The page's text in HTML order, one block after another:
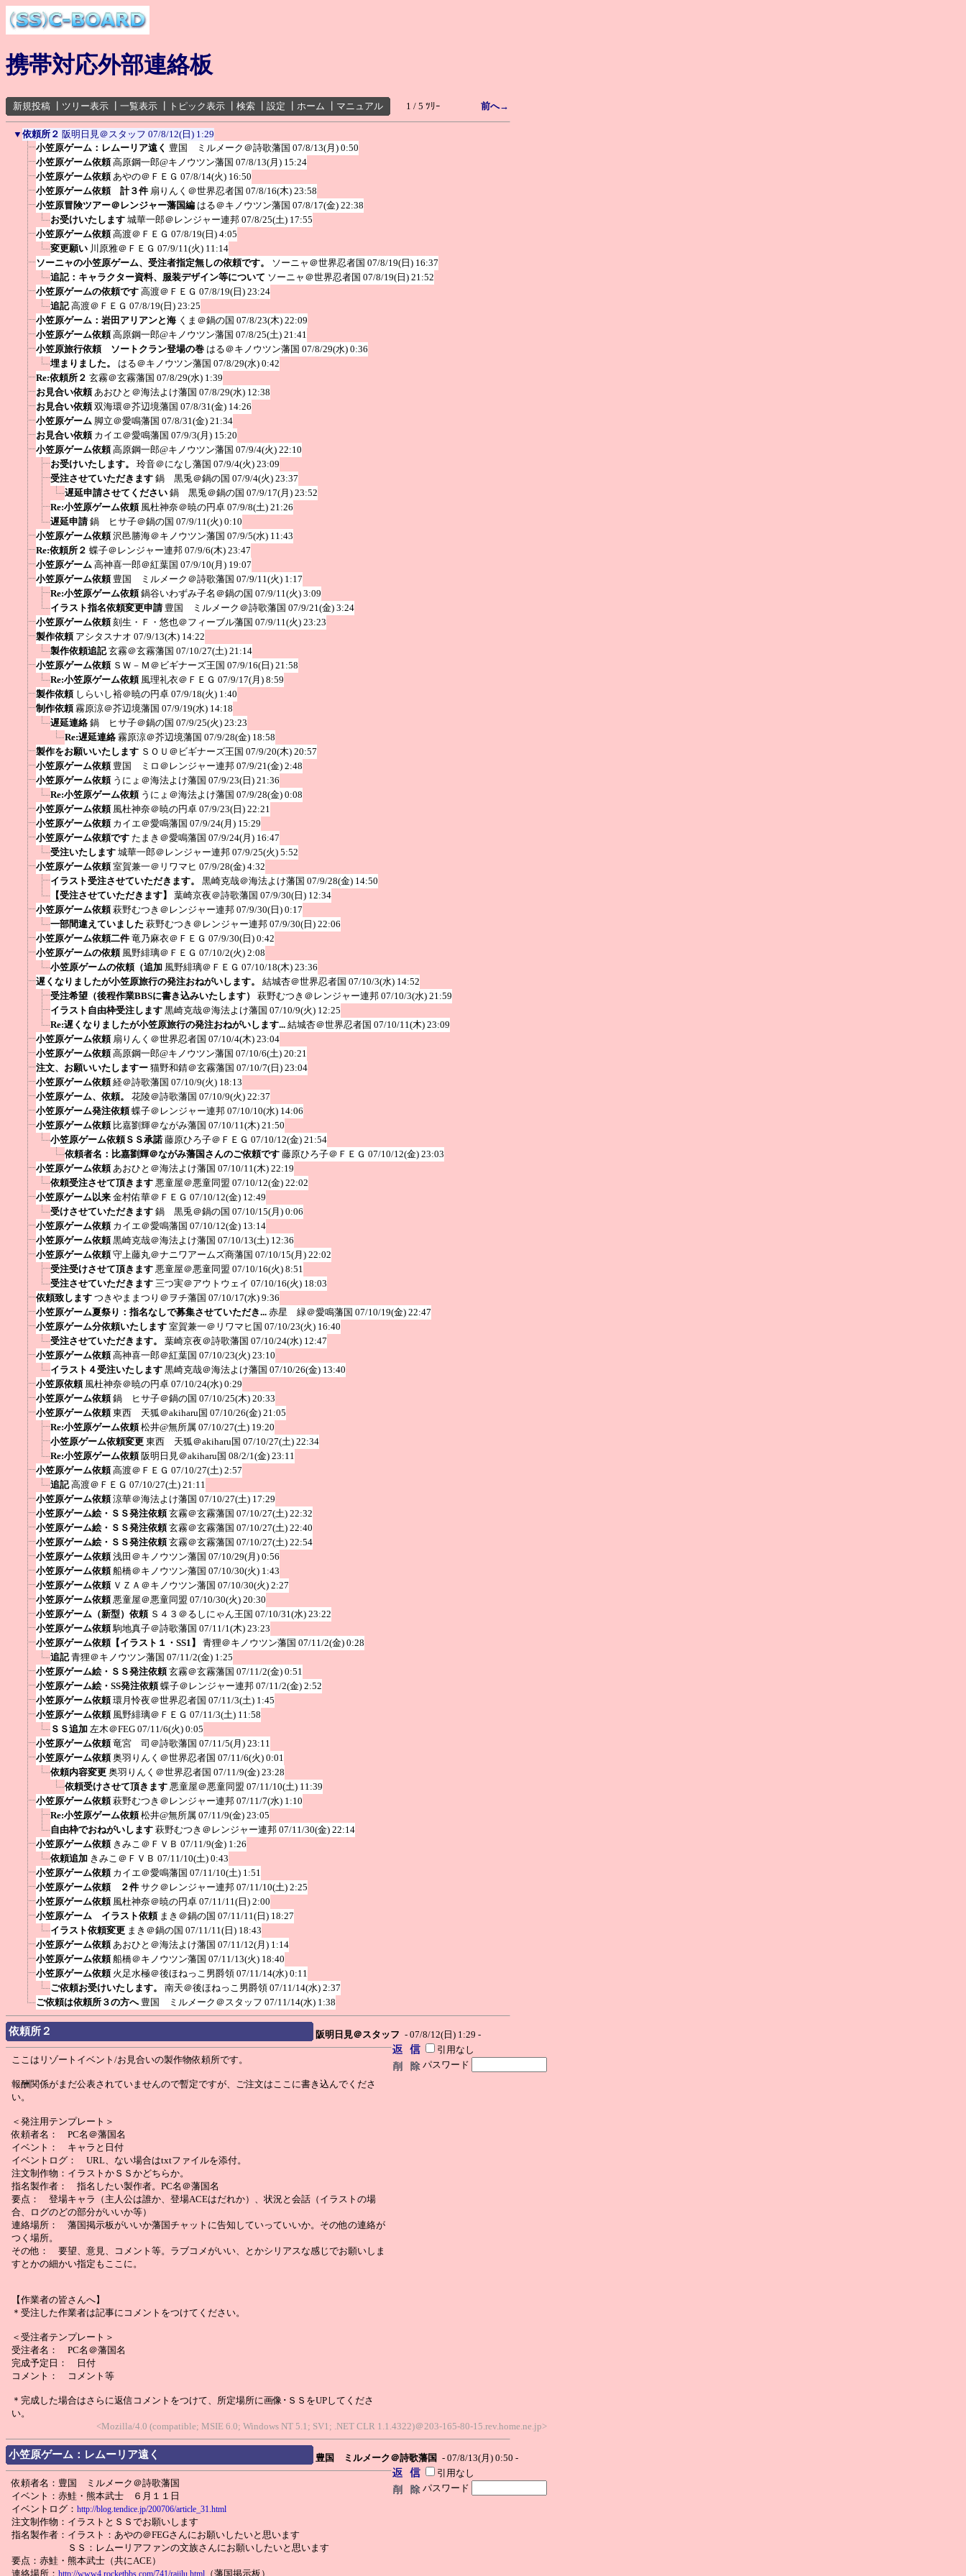
携帯対応外部連絡板
新規投稿 ツリー表示 一覧表示 トピック表示 検索 設定 ホーム マニュアル 1 / 5 ﾂﾘｰ 前へ→
▼ 依頼所２ 阪明日見＠スタッフ 07/8/12(日) 1:29
小笠原ゲーム：レムーリア遠く 豊国 ミルメーク＠詩歌藩国 07/8/13(月) 0:50
小笠原ゲーム依頼 高原鋼一郎@キノウツン藩国 07/8/13(月) 15:24
小笠原ゲーム依頼 あやの＠ＦＥＧ 07/8/14(火) 16:50
小笠原ゲーム依頼 計３件 扇りんく＠世界忍者国 07/8/16(木) 23:58
小笠原冒険ツアー＠レンジャー藩国編 はる＠キノウツン藩国 07/8/17(金) 22:38
お受けいたします 城華一郎＠レンジャー連邦 07/8/25(土) 17:55
小笠原ゲーム依頼 高渡＠ＦＥＧ 07/8/19(日) 4:05
変更願い 川原雅＠ＦＥＧ 07/9/11(火) 11:14
ソーニャの小笠原ゲーム、受注者指定無しの依頼です。
ソーニャ＠世界忍者国 07/8/19(日) 16:37
追記：キャラクター資料、服装デザイン等について ソーニャ＠世界忍者国 07/8/19(日) 21:52
小笠原ゲームの依頼です 高渡＠ＦＥＧ 07/8/19(日) 23:24
追記 高渡＠ＦＥＧ 07/8/19(日) 23:25
小笠原ゲーム：岩田アリアンと海 くま＠鍋の国 07/8/23(木) 22:09
小笠原ゲーム依頼 高原鋼一郎@キノウツン藩国 07/8/25(土) 21:41
小笠原旅行依頼 ソートクラン登場の巻 はる＠キノウツン藩国 07/8/29(水) 0:36
埋まりました。
はる＠キノウツン藩国 07/8/29(水) 0:42
Re:依頼所２ 玄霧＠玄霧藩国 07/8/29(水) 1:39
お見合い依頼 あおひと＠海法よけ藩国 07/8/29(水) 12:38
お見合い依頼 双海環＠芥辺境藩国 07/8/31(金) 14:26
小笠原ゲーム 脚立＠愛鳴藩国 07/8/31(金) 21:34
お見合い依頼 カイエ＠愛鳴藩国 07/9/3(月) 15:20
小笠原ゲーム依頼 高原鋼一郎@キノウツン藩国 07/9/4(火) 22:10
お受けいたします。
玲音＠になし藩国 07/9/4(火) 23:09
受注させていただきます 鍋 黒兎＠鍋の国 07/9/4(火) 23:37
遅延申請させてください 鍋 黒兎＠鍋の国 07/9/17(月) 23:52
Re:小笠原ゲーム依頼 風杜神奈＠暁の円卓 07/9/8(土) 21:26
遅延申請 鍋 ヒサ子＠鍋の国 07/9/11(火) 0:10
小笠原ゲーム依頼 沢邑勝海＠キノウツン藩国 07/9/5(水) 11:43
Re:依頼所２ 蝶子＠レンジャー連邦 07/9/6(木) 23:47
小笠原ゲーム 高神喜一郎＠紅葉国 07/9/10(月) 19:07
小笠原ゲーム依頼 豊国 ミルメーク＠詩歌藩国 07/9/11(火) 1:17
Re:小笠原ゲーム依頼 鍋谷いわずみ子名＠鍋の国 07/9/11(火) 3:09
イラスト指名依頼変更申請 豊国 ミルメーク＠詩歌藩国 07/9/21(金) 3:24
小笠原ゲーム依頼 刻生・Ｆ・悠也＠フィーブル藩国 07/9/11(火) 23:23
製作依頼 アシタスナオ 07/9/13(木) 14:22
製作依頼追記 玄霧＠玄霧藩国 07/10/27(土) 21:14
小笠原ゲーム依頼 ＳＷ－Ｍ＠ビギナーズ王国 07/9/16(日) 21:58
Re:小笠原ゲーム依頼 風理礼衣＠ＦＥＧ 07/9/17(月) 8:59
製作依頼 しらいし裕＠暁の円卓 07/9/18(火) 1:40
制作依頼 霧原涼＠芥辺境藩国 07/9/19(水) 14:18
遅延連絡 鍋 ヒサ子＠鍋の国 07/9/25(火) 23:23
Re:遅延連絡 霧原涼＠芥辺境藩国 07/9/28(金) 18:58
製作をお願いいたします ＳＯＵ＠ビギナーズ王国 07/9/20(木) 20:57
小笠原ゲーム依頼 豊国 ミロ＠レンジャー連邦 07/9/21(金) 2:48
小笠原ゲーム依頼 うにょ＠海法よけ藩国 07/9/23(日) 21:36
Re:小笠原ゲーム依頼 うにょ＠海法よけ藩国 07/9/28(金) 0:08
小笠原ゲーム依頼 風杜神奈＠暁の円卓 07/9/23(日) 22:21
小笠原ゲーム依頼 カイエ＠愛鳴藩国 07/9/24(月) 15:29
小笠原ゲーム依頼です たまき＠愛鳴藩国 07/9/24(月) 16:47
受注いたします 城華一郎＠レンジャー連邦 07/9/25(火) 5:52
小笠原ゲーム依頼 室賀兼一＠リワマヒ 07/9/28(金) 4:32
イラスト受注させていただきます。
黒崎克哉＠海法よけ藩国 07/9/28(金) 14:50
【受注させていただきます】
葉崎京夜＠詩歌藩国 07/9/30(日) 12:34
小笠原ゲーム依頼 萩野むつき＠レンジャー連邦 07/9/30(日) 0:17
一部間違えていました 萩野むつき＠レンジャー連邦 07/9/30(日) 22:06
小笠原ゲーム依頼二件 竜乃麻衣＠ＦＥＧ 07/9/30(日) 0:42
小笠原ゲームの依頼 風野緋璃＠ＦＥＧ 07/10/2(火) 2:08
小笠原ゲームの依頼（追加 風野緋璃＠ＦＥＧ 07/10/18(木) 23:36
遅くなりましたが小笠原旅行の発注おねがいします。
結城杏＠世界忍者国 07/10/3(水) 14:52
受注希望（後程作業BBSに書き込みいたします）
萩野むつき＠レンジャー連邦 07/10/3(水) 21:59
イラスト自由枠受注します 黒崎克哉＠海法よけ藩国 07/10/9(火) 12:25
Re:遅くなりましたが小笠原旅行の発注おねがいします... 結城杏＠世界忍者国 07/10/11(木) 23:09
小笠原ゲーム依頼 扇りんく＠世界忍者国 07/10/4(木) 23:04
小笠原ゲーム依頼 高原鋼一郎@キノウツン藩国 07/10/6(土) 20:21
注文、お願いいたしますー 猫野和錆＠玄霧藩国 07/10/7(日) 23:04
小笠原ゲーム依頼 経＠詩歌藩国 07/10/9(火) 18:13
小笠原ゲーム、依頼。
花陵＠詩歌藩国 07/10/9(火) 22:37
小笠原ゲーム発注依頼 蝶子＠レンジャー連邦 07/10/10(水) 14:06
小笠原ゲーム依頼 比嘉劉輝＠ながみ藩国 07/10/11(木) 21:50
小笠原ゲーム依頼ＳＳ承諾 藤原ひろ子＠ＦＥＧ 07/10/12(金) 21:54
依頼者名：比嘉劉輝＠ながみ藩国さんのご依頼です 藤原ひろ子＠ＦＥＧ 07/10/12(金) 23:03
小笠原ゲーム依頼 あおひと＠海法よけ藩国 07/10/11(木) 22:19
依頼受注させて頂きます 悪童屋＠悪童同盟 07/10/12(金) 22:02
小笠原ゲーム以来 金村佑華＠ＦＥＧ 07/10/12(金) 12:49
受けさせていただきます 鍋 黒兎＠鍋の国 07/10/15(月) 0:06
小笠原ゲーム依頼 カイエ＠愛鳴藩国 07/10/12(金) 13:14
小笠原ゲーム依頼 黒崎克哉＠海法よけ藩国 07/10/13(土) 12:36
小笠原ゲーム依頼 守上藤丸＠ナニワアームズ商藩国 07/10/15(月) 22:02
受注受けさせて頂きます 悪童屋＠悪童同盟 07/10/16(火) 8:51
受注させていただきます 三つ実＠アウトウェイ 07/10/16(火) 18:03
依頼致します つきやままつり＠ヲチ藩国 07/10/17(水) 9:36
小笠原ゲーム夏祭り：指名なしで募集させていただき... 赤星 緑＠愛鳴藩国 07/10/19(金) 22:47
小笠原ゲーム分依頼いたします 室賀兼一＠リワマヒ国 07/10/23(火) 16:40
受注させていただきます。
葉崎京夜＠詩歌藩国 07/10/24(水) 12:47
小笠原ゲーム依頼 高神喜一郎＠紅葉国 07/10/23(火) 23:10
イラスト４受注いたします 黒崎克哉＠海法よけ藩国 07/10/26(金) 13:40
小笠原依頼 風杜神奈＠暁の円卓 07/10/24(水) 0:29
小笠原ゲーム依頼 鍋 ヒサ子＠鍋の国 07/10/25(木) 20:33
小笠原ゲーム依頼 東西 天狐＠akiharu国 07/10/26(金) 21:05
Re:小笠原ゲーム依頼 松井@無所属 07/10/27(土) 19:20
小笠原ゲーム依頼変更 東西 天狐＠akiharu国 07/10/27(土) 22:34
Re:小笠原ゲーム依頼 阪明日見＠akiharu国 08/2/1(金) 23:11
小笠原ゲーム依頼 高渡＠ＦＥＧ 07/10/27(土) 2:57
追記 高渡＠ＦＥＧ 07/10/27(土) 21:11
小笠原ゲーム依頼 涼華＠海法よけ藩国 07/10/27(土) 17:29
小笠原ゲーム絵・ＳＳ発注依頼 玄霧＠玄霧藩国 07/10/27(土) 22:32
小笠原ゲーム絵・ＳＳ発注依頼 玄霧＠玄霧藩国 07/10/27(土) 22:40
小笠原ゲーム絵・ＳＳ発注依頼 玄霧＠玄霧藩国 07/10/27(土) 22:54
小笠原ゲーム依頼 浅田＠キノウツン藩国 07/10/29(月) 0:56
小笠原ゲーム依頼 船橋＠キノウツン藩国 07/10/30(火) 1:43
小笠原ゲーム依頼 ＶＺＡ＠キノウツン藩国 07/10/30(火) 2:27
小笠原ゲーム依頼 悪童屋＠悪童同盟 07/10/30(火) 20:30
小笠原ゲーム（新型）依頼 Ｓ４３＠るしにゃん王国 07/10/31(水) 23:22
小笠原ゲーム依頼 駒地真子＠詩歌藩国 07/11/1(木) 23:23
小笠原ゲーム依頼【イラスト１・SS1】
青狸＠キノウツン藩国 07/11/2(金) 0:28
追記 青狸＠キノウツン藩国 07/11/2(金) 1:25
小笠原ゲーム絵・ＳＳ発注依頼 玄霧＠玄霧藩国 07/11/2(金) 0:51
小笠原ゲーム絵・SS発注依頼 蝶子＠レンジャー連邦 07/11/2(金) 2:52
小笠原ゲーム依頼 環月怜夜＠世界忍者国 07/11/3(土) 1:45
小笠原ゲーム依頼 風野緋璃＠ＦＥＧ 07/11/3(土) 11:58
ＳＳ追加 左木＠FEG 07/11/6(火) 0:05
小笠原ゲーム依頼 竜宮 司＠詩歌藩国 07/11/5(月) 23:11
小笠原ゲーム依頼 奥羽りんく＠世界忍者国 07/11/6(火) 0:01
依頼内容変更 奥羽りんく＠世界忍者国 07/11/9(金) 23:28
依頼受けさせて頂きます 悪童屋＠悪童同盟 07/11/10(土) 11:39
小笠原ゲーム依頼 萩野むつき＠レンジャー連邦 07/11/7(水) 1:10
Re:小笠原ゲーム依頼 松井@無所属 07/11/9(金) 23:05
自由枠でおねがいします 萩野むつき＠レンジャー連邦 07/11/30(金) 22:14
小笠原ゲーム依頼 きみこ＠ＦＶＢ 07/11/9(金) 1:26
依頼追加 きみこ＠ＦＶＢ 07/11/10(土) 0:43
小笠原ゲーム依頼 カイエ＠愛鳴藩国 07/11/10(土) 1:51
小笠原ゲーム依頼 ２件 サク＠レンジャー連邦 07/11/10(土) 2:25
小笠原ゲーム依頼 風杜神奈＠暁の円卓 07/11/11(日) 2:00
小笠原ゲーム イラスト依頼 まき＠鍋の国 07/11/11(日) 18:27
イラスト依頼変更 まき＠鍋の国 07/11/11(日) 18:43
小笠原ゲーム依頼 あおひと＠海法よけ藩国 07/11/12(月) 1:14
小笠原ゲーム依頼 船橋＠キノウツン藩国 07/11/13(火) 18:40
小笠原ゲーム依頼 火足水極＠後ほねっこ男爵領 07/11/14(水) 0:11
ご依頼お受けいたします。
南天＠後ほねっこ男爵領 07/11/14(水) 2:37
ご依頼は依頼所３の方へ 豊国 ミルメーク＠スタッフ 07/11/14(水) 1:38
依頼所２ 阪明日見＠スタッフ - 07/8/12(日) 1:29 -
引用なし
パスワード
ここはリゾートイベント/お見合いの製作物依頼所です。
報酬関係がまだ公表されていませんので暫定ですが、ご注文はここに書き込んでくださ
い。
＜発注用テンプレート＞
依頼者名： PC名＠藩国名
イベント： キャラと日付
イベントログ： URL、ない場合はtxtファイルを添付。
注文制作物：イラストかＳＳかどちらか。
指名製作者： 指名したい製作者。PC名＠藩国名
要点： 登場キャラ（主人公は誰か、登場ACEはだれか）、状況と会話（イラストの場
合、ログのどの部分がいいか等）
連絡場所： 藩国掲示板がいいか藩国チャットに告知していっていいか。その他の連絡が
つく場所。
その他： 要望、意見、コメント等。ラブコメがいい、とかシリアスな感じでお願いしま
すとかの細かい指定もここに。
【作業者の皆さんへ】
＊受注した作業者は記事にコメントをつけてください。
＜受注者テンプレート＞
受注者名： PC名＠藩国名
完成予定日： 日付
コメント： コメント等
＊完成した場合はさらに返信コメントをつけて、所定場所に画像･ＳＳをUPしてくださ
い。
<Mozilla/4.0 (compatible; MSIE 6.0; Windows NT 5.1; SV1; .NET CLR 1.1.4322)＠203-165-80-15.rev.home.ne.jp>
小笠原ゲーム：レムーリア遠く 豊国 ミルメーク＠詩歌藩国 - 07/8/13(月) 0:50 -
引用なし
パスワード
依頼者名：豊国 ミルメーク＠詩歌藩国
イベント：赤鮭・熊本武士 ６月１１日
イベントログ： http://blog.tendice.jp/200706/article_31.html
注文制作物：イラストとＳＳでお願いします
指名製作者：イラスト：あやの＠FEGさんにお願いしたいと思います
ＳＳ：レムーリアファンの文族さんにお願いしたいと思います
要点：赤鮭・熊本武士（共にACE）
連絡場所： http://www4.rocketbbs.com/741/raiilu.html （藩国掲示板）